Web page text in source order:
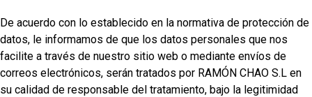
De acuerdo con lo establecido en la normativa de protección de
datos, le informamos de que los datos personales que nos
facilite a través de nuestro sitio web o mediante envíos de
correos electrónicos, serán tratados por RAMÓN CHAO S.L en
su calidad de responsable del tratamiento, bajo la legitimidad